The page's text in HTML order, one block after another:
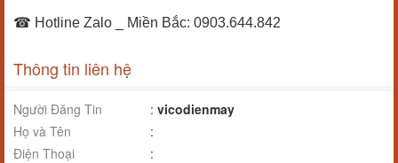
☎ Hotline Zalo _ Miền Bắc: 0903.644.842
Thông tin liên hệ
Người Đăng Tin : vicodienmay
Họ và Tên
:
Điện Thoại
: